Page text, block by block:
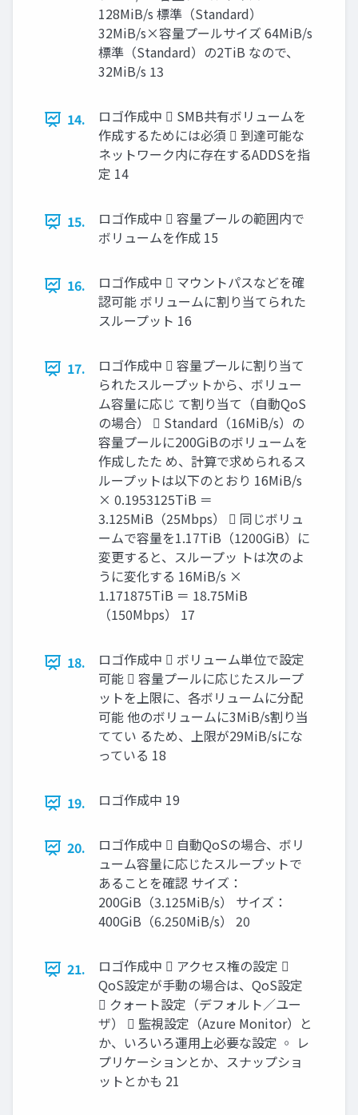
128MiB/s 標準（Standard）
32MiB/s×容量プールサイズ 64MiB/s
標準（Standard）の2TiB なので、
32MiB/s 13
14.
ロゴ作成中  SMB共有ボリュームを
作成するためには必須  到達可能な
ネットワーク内に存在するADDSを指
定 14
15.
ロゴ作成中  容量プールの範囲内で
ボリュームを作成 15
16.
ロゴ作成中  マウントパスなどを確
認可能 ボリュームに割り当てられた
スループット 16
17.
ロゴ作成中  容量プールに割り当て
られたスループットから、ボリュー
ム容量に応じ て割り当て（自動QoS
の場合）  Standard（16MiB/s）の
容量プールに200GiBのボリュームを
作成したた め、計算で求められるス
ループットは以下のとおり 16MiB/s
× 0.1953125TiB ＝
3.125MiB（25Mbps）  同じボリュ
ームで容量を1.17TiB（1200GiB）に
変更すると、スループッ トは次のよ
うに変化する 16MiB/s ×
1.171875TiB ＝ 18.75MiB
（150Mbps） 17
18.
ロゴ作成中  ボリューム単位で設定
可能  容量プールに応じたスループ
ットを上限に、各ボリュームに分配
可能 他のボリュームに3MiB/s割り当
ててい るため、上限が29MiB/sにな
っている 18
19. ロゴ作成中 19
20.
ロゴ作成中  自動QoSの場合、ボリ
ューム容量に応じたスループットで
あることを確認 サイズ：
200GiB（3.125MiB/s） サイズ：
400GiB（6.250MiB/s） 20
21.
ロゴ作成中  アクセス権の設定 
QoS設定が手動の場合は、QoS設定
 クォート設定（デフォルト／ユー
ザ）  監視設定（Azure Monitor）と
か、いろいろ運用上必要な設定 ◦ レ
プリケーションとか、スナップショ
ットとかも 21